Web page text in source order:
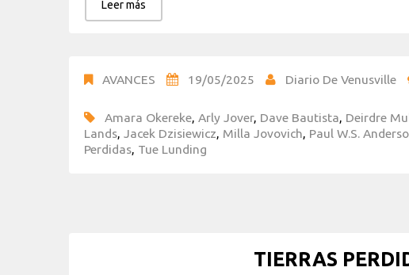
Leer más
AVANCES 19/05/2025 Diario De Venusville
Amara Okereke, Arly Jover, Dave Bautista, Deirdre
Lands, Jacek Dzisiewicz, Milla Jovovich, Paul W.S.
Perdidas, Tue Lunding
TIERRAS